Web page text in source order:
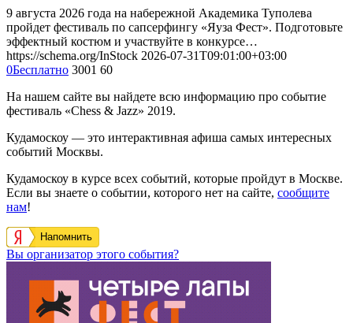
9 августа 2026 года на набережной Академика Туполева
пройдет фестиваль по сапсерфингу «Яуза Фест». Подготовьте
эффектный костюм и участвуйте в конкурсе…
https://schema.org/InStock 2026-07-31T09:01:00+03:00
0Бесплатно 3001 60
На нашем сайте вы найдете всю информацию про событие
фестиваль «Chess & Jazz» 2019.
Кудамоскоу — это интерактивная афиша самых интересных
событий Москвы.
Кудамоскоу в курсе всех событий, которые пройдут в Москве.
Если вы знаете о событии, которого нет на сайте, сообщите
нам!
Напомнить
Вы организатор этого события?